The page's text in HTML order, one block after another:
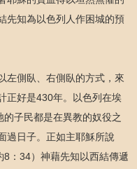
先知為以色列人作困城的預
左側臥、右側臥的方式，來
正好是430年。以色列在埃
子民都是在異教的奴役之
過日子。正如主耶穌所說
8：34）神藉先知以西結傳遞